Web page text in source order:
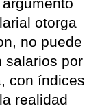
otorga
no puede
salarios por
con índices
realidad